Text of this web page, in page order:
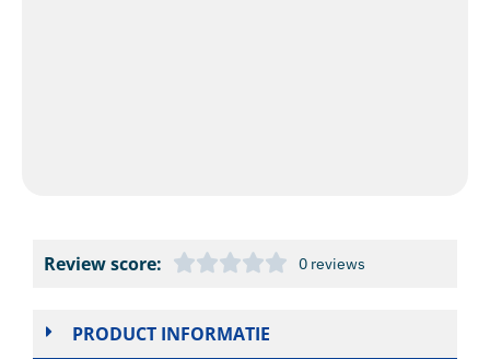
Review score: 0 reviews
PRODUCT INFORMATIE